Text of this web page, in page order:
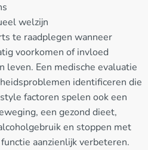
welzijn
te raadplegen wanneer
voorkomen of invloed
leven. Een medische evaluatie
identificeren die
factoren spelen ook een
een gezond dieet,
en stoppen met
aanzienlijk verbeteren.